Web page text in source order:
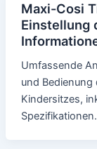
Maxi-Cosi
Einstellung
Umfassende
und
Kindersitzes,